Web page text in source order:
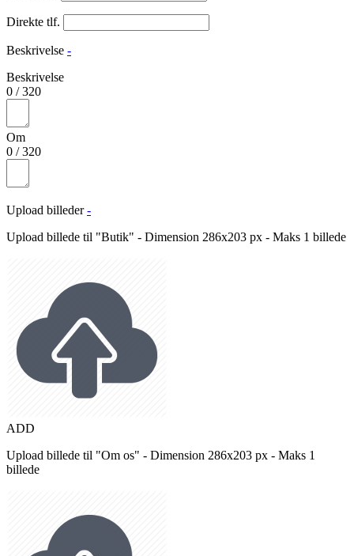
Direkte tlf.
Beskrivelse -
Beskrivelse
0 /320
Om
0 /320
Upload billeder -
Upload billede til "Butik" - Dimension 286x203 px - Maks 1 billede
ADD
Upload billede til "Om os" - Dimension 286x203 px - Maks 1
billede